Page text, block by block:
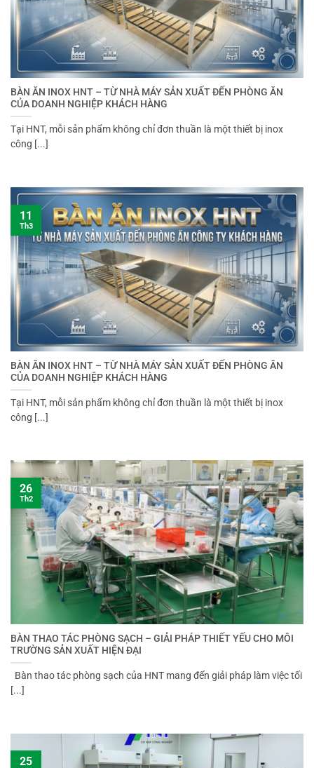
BÀN ĂN INOX HNT – TỪ NHÀ MÁY SẢN XUẤT ĐẾN PHÒNG ĂN
CỦA DOANH NGHIỆP KHÁCH HÀNG
Tại HNT, mỗi sản phẩm không chỉ đơn thuần là một thiết bị inox
công [...]
BÀN ĂN INOX HNT – TỪ NHÀ MÁY SẢN XUẤT ĐẾN PHÒNG ĂN
CỦA DOANH NGHIỆP KHÁCH HÀNG
Tại HNT, mỗi sản phẩm không chỉ đơn thuần là một thiết bị inox
công [...]
11
Th3
BÀN THAO TÁC PHÒNG SẠCH – GIẢI PHÁP THIẾT YẾU CHO MÔI
TRƯỜNG SẢN XUẤT HIỆN ĐẠI
Bàn thao tác phòng sạch của HNT mang đến giải pháp làm việc tối
[...]
26
Th2
25